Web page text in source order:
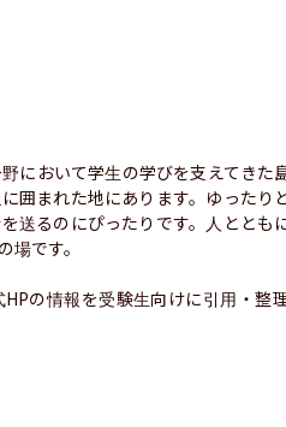
において学生の学びを支えてきた
囲まれた地にあります。ゆったり
送るのにぴったりです。人ととも
です。
の情報を受験生向けに引用・整